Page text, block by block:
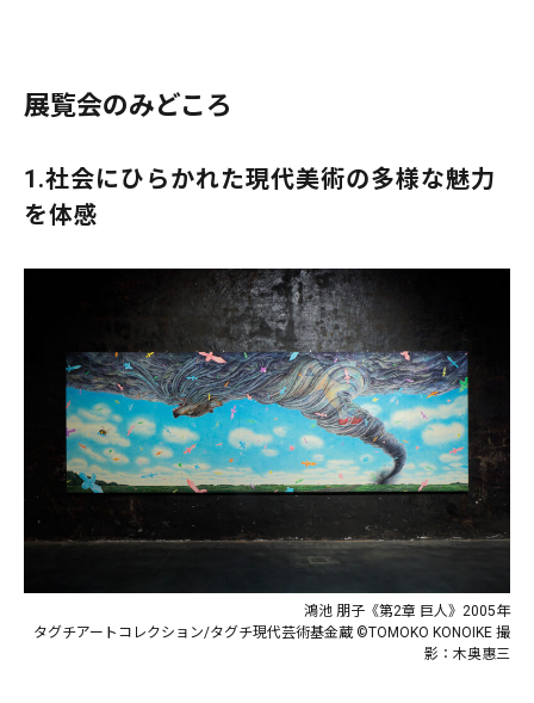
展覧会のみどころ
1.社会にひらかれた現代美術の多様な魅力
を体感
鴻池 朋子《第2章 巨人》2005年
タグチアートコレクション/タグチ現代芸術基⾦蔵 ©TOMOKO KONOIKE 撮
影：木奥惠三